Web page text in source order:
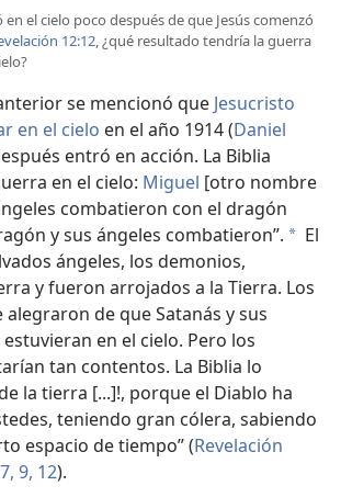
en el cielo poco después de que Jesús comenzó
12:12 , ¿qué resultado tendría la guerra
se mencionó que Jesucristo
en el cielo en el año 1914 (Daniel
entró en acción. La Biblia
en el cielo: Miguel [otro nombre
combatieron con el dragón
y sus ángeles combatieron”. a El
ángeles, los demonios,
y fueron arrojados a la Tierra. Los
alegraron de que Satanás y sus
en el cielo. Pero los
tan contentos. La Biblia lo
la tierra [...]!, porque el Diablo ha
teniendo gran cólera, sabiendo
espacio de tiempo” (Revelación
9, 12).